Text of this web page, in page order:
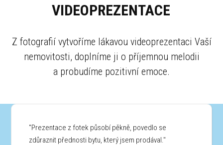
VIDEOPREZENTACE
Z fotografií vytvoříme lákavou videoprezentaci Vaší
nemovitosti, doplníme ji o příjemnou melodii
a probudíme pozitivní emoce.
"Prezentace z fotek působí pěkně, povedlo se
zdůraznit přednosti bytu, který jsem prodával."